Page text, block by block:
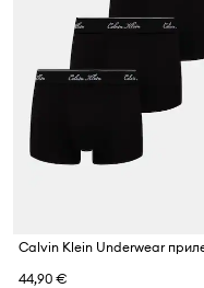
44,90 €